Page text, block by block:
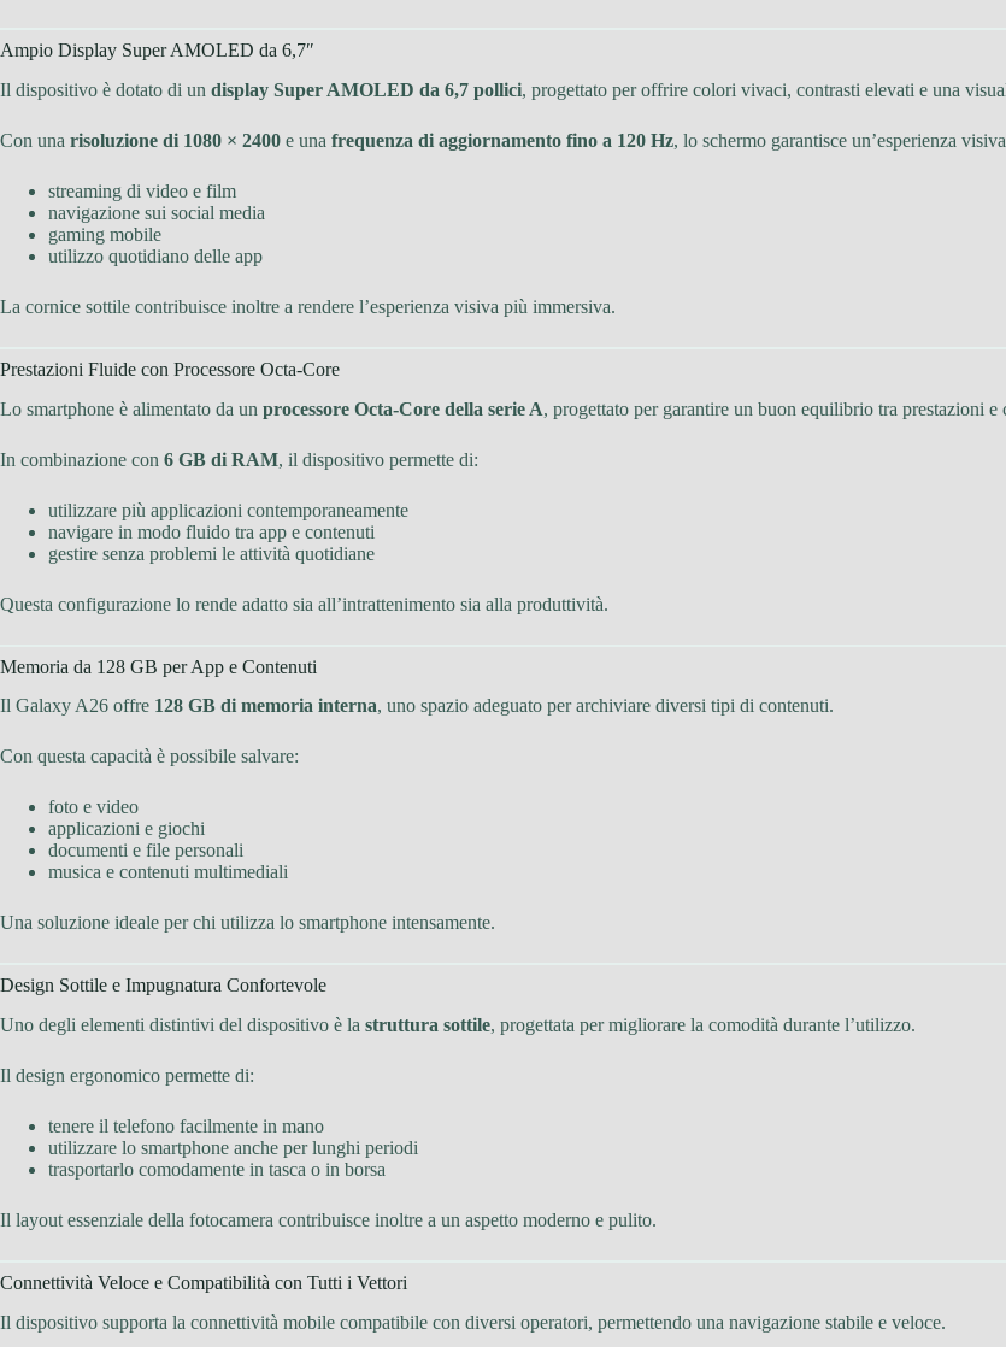
Ampio Display Super AMOLED da 6,7″
Il dispositivo è dotato di un display Super AMOLED da 6,7 pollici, progettato per offrire colori vivaci, contrasti elevati e una
Con una risoluzione di 1080 × 2400 e una frequenza di aggiornamento fino a 120 Hz, lo schermo garantisce un’esperienza
streaming di video e film
navigazione sui social media
gaming mobile
utilizzo quotidiano delle app
La cornice sottile contribuisce inoltre a rendere l’esperienza visiva più immersiva.
Prestazioni Fluide con Processore Octa-Core
Lo smartphone è alimentato da un processore Octa-Core della serie A, progettato per garantire un buon equilibrio tra prestazioni e
In combinazione con 6 GB di RAM, il dispositivo permette di:
utilizzare più applicazioni contemporaneamente
navigare in modo fluido tra app e contenuti
gestire senza problemi le attività quotidiane
Questa configurazione lo rende adatto sia all’intrattenimento sia alla produttività.
Memoria da 128 GB per App e Contenuti
Il Galaxy A26 offre 128 GB di memoria interna, uno spazio adeguato per archiviare diversi tipi di contenuti.
Con questa capacità è possibile salvare:
foto e video
applicazioni e giochi
documenti e file personali
musica e contenuti multimediali
Una soluzione ideale per chi utilizza lo smartphone intensamente.
Design Sottile e Impugnatura Confortevole
Uno degli elementi distintivi del dispositivo è la struttura sottile, progettata per migliorare la comodità durante l’utilizzo.
Il design ergonomico permette di:
tenere il telefono facilmente in mano
utilizzare lo smartphone anche per lunghi periodi
trasportarlo comodamente in tasca o in borsa
Il layout essenziale della fotocamera contribuisce inoltre a un aspetto moderno e pulito.
Connettività Veloce e Compatibilità con Tutti i Vettori
Il dispositivo supporta la connettività mobile compatibile con diversi operatori, permettendo una navigazione stabile e veloce.